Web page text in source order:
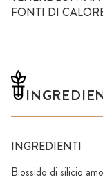
FONTI DI
INGREDIENTI
Biossido di silicio